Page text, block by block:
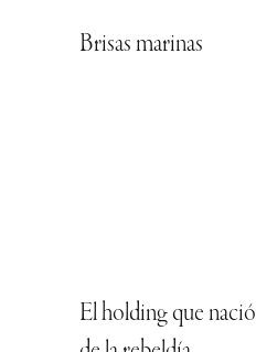
Brisas marinas
El holding que nació